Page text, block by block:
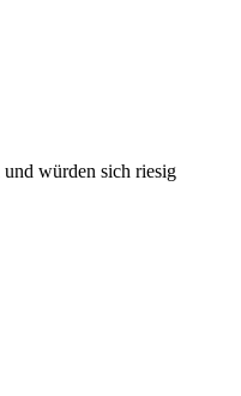
und würden sich riesig